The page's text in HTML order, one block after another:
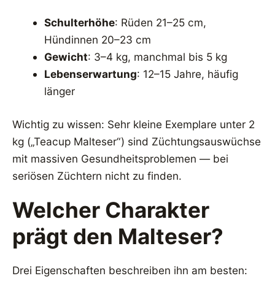
Schulterhöhe: Rüden 21–25 cm,
Hündinnen 20–23 cm
Gewicht: 3–4 kg, manchmal bis 5 kg
Lebenserwartung: 12–15 Jahre, häufig
länger
Wichtig zu wissen: Sehr kleine Exemplare unter 2
kg („Teacup Malteser“) sind Züchtungsauswüchse
mit massiven Gesundheitsproblemen — bei
seriösen Züchtern nicht zu finden.
Welcher Charakter
prägt den Malteser?
Drei Eigenschaften beschreiben ihn am besten: